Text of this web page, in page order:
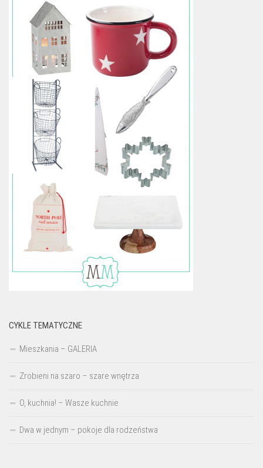
CYKLE TEMATYCZNE
Mieszkania – GALERIA
Zrobieni na szaro – szare wnętrza
O, kuchnia! – Wasze kuchnie
Dwa w jednym – pokoje dla rodzeństwa